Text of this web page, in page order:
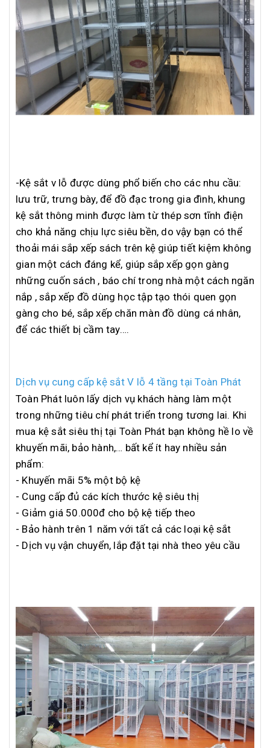
-Kệ sắt v lỗ được dùng phổ biến cho các nhu cầu:
lưu trữ, trưng bày, để đồ đạc trong gia đình, khung
kệ sắt thông minh được làm từ thép sơn tĩnh điện
cho khả năng chịu lực siêu bền, do vậy bạn có thể
thoải mái sắp xếp sách trên kệ giúp tiết kiệm không
gian một cách đáng kể, giúp sắp xếp gọn gàng
những cuốn sách , báo chí trong nhà một cách ngăn
nắp , sắp xếp đồ dùng học tập tạo thói quen gọn
gàng cho bé, sắp xếp chăn màn đồ dùng cá nhân,
để các thiết bị cầm tay….
Dịch vụ cung cấp kệ sắt V lỗ 4 tầng tại Toàn Phát
Toàn Phát luôn lấy dịch vụ khách hàng làm một
trong những tiêu chí phát triển trong tương lai. Khi
mua kệ sắt siêu thị tại Toàn Phát bạn không hề lo về
khuyến mãi, bảo hành,… bất kể ít hay nhiều sản
phẩm:
- Khuyến mãi 5% một bộ kệ
- Cung cấp đủ các kích thước kệ siêu thị
- Giảm giá 50.000đ cho bộ kệ tiếp theo
- Bảo hành trên 1 năm với tất cả các loại kệ sắt
- Dịch vụ vận chuyển, lắp đặt tại nhà theo yêu cầu